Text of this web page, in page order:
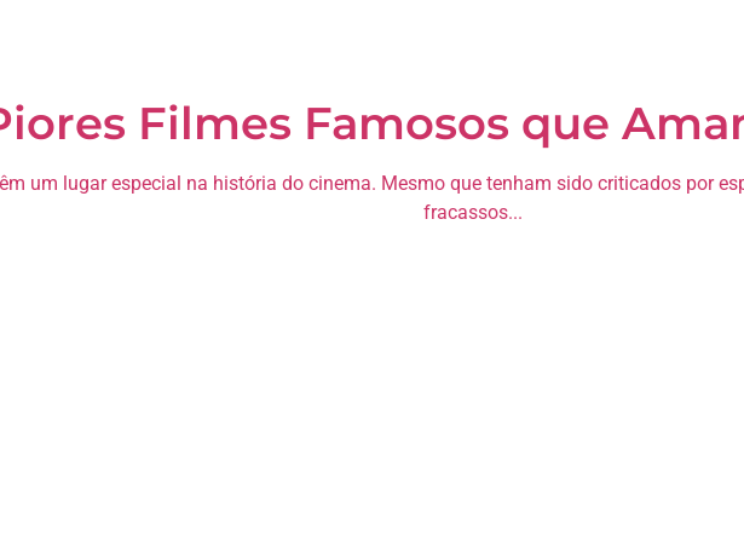
Filmes Famosos que
um lugar especial na história do cinema. Mesmo que tenham sido criticados por
fracassos...